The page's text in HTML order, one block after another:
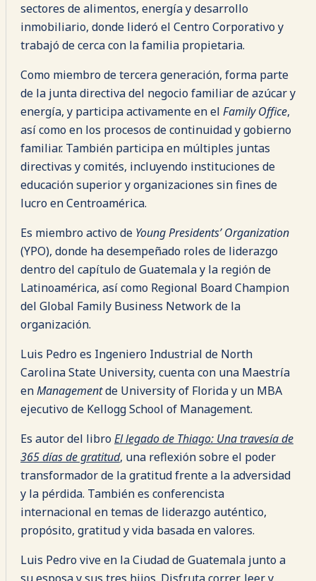
sectores de alimentos, energía y desarrollo
inmobiliario, donde lideró el Centro Corporativo y
trabajó de cerca con la familia propietaria.
Como miembro de tercera generación, forma parte
de la junta directiva del negocio familiar de azúcar y
energía, y participa activamente en el Family Office,
así como en los procesos de continuidad y gobierno
familiar. También participa en múltiples juntas
directivas y comités, incluyendo instituciones de
educación superior y organizaciones sin fines de
lucro en Centroamérica.
Es miembro activo de Young Presidents’ Organization
(YPO), donde ha desempeñado roles de liderazgo
dentro del capítulo de Guatemala y la región de
Latinoamérica, así como Regional Board Champion
del Global Family Business Network de la
organización.
Luis Pedro es Ingeniero Industrial de North
Carolina State University, cuenta con una Maestría
enManagementde University of Florida y un MBA
ejecutivo de Kellogg School of Management.
Es autor del libroEl legado de Thiago: Una travesía de
365 días de gratitud, una reflexión sobre el poder
transformador de la gratitud frente a la adversidad
y la pérdida. También es conferencista
internacional en temas de liderazgo auténtico,
propósito, gratitud y vida basada en valores.
Luis Pedro vive en la Ciudad de Guatemala junto a